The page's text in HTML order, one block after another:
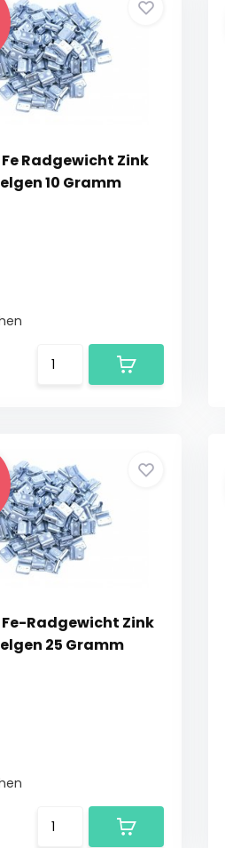
Radgewicht Zink
10 Gramm
Fe-Radgewicht Zink
25 Gramm